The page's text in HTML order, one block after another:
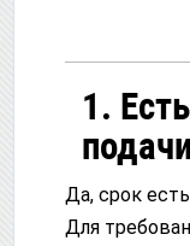
1.
Да, срок
Для